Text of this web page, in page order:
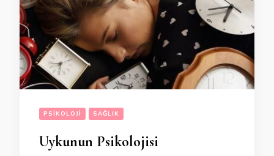
PSIKOLOJI SAĞLIK
Uykunun Psikolojisi